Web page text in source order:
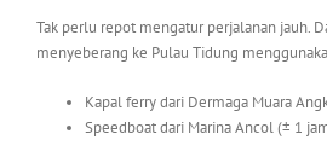
Tak perlu repot mengatur perjalanan jauh.
menyeberang ke Pulau Tidung
Kapal ferry dari Dermaga Muara
Speedboat dari Marina Ancol (± 1